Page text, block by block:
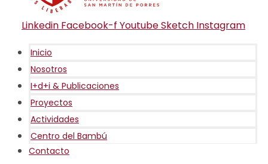
Linkedin Facebook-f YoutubeSketch Instagram
Inicio
Nosotros
I+d+i & Publicaciones
Proyectos
Actividades
Centro del Bambú
Contacto